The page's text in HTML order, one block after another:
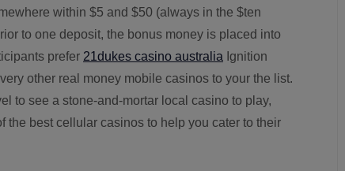
within $5 and $50 (always in the $ten
to one deposit, the bonus money is placed into
prefer 21dukes casino australia Ignition
other real money mobile casinos to your the list.
to see a stone-and-mortar local casino to play,
best cellular casinos to help you cater to their